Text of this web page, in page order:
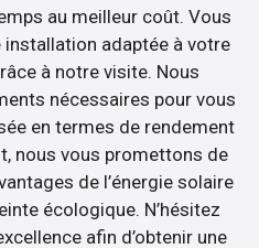
au meilleur coût. Vous
installation adaptée à votre
à notre visite. Nous
nécessaires pour vous
en termes de rendement
nous vous promettons de
de l’énergie solaire
écologique. N’hésitez
afin d’obtenir une